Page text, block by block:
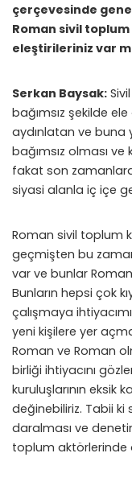
çerçevesinde
Roman sivil
eleştirileriniz var
Serkan Baysak:
bağımsız şekilde
aydınlatan ve buna
bağımsız olması
fakat son
siyasi alanla iç içe
Roman sivil toplum
geçmişten bu
var ve bunlar
Bunların hepsi çok
çalışmaya
yeni kişilere yer
Roman ve Roman
birliği ihtiyacını
kuruluşlarının eksik
değinebiliriz. Tabii ki
daralması ve
toplum aktörlerinde